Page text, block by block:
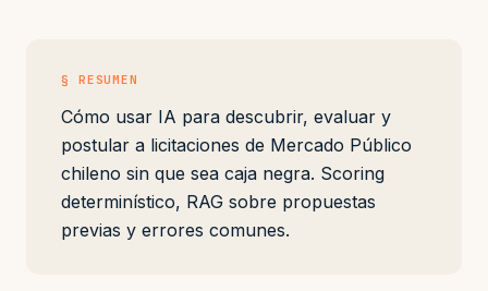
§ RESUMEN
Cómo usar IA para descubrir, evaluar y
postular a licitaciones de Mercado Público
chileno sin que sea caja negra. Scoring
determinístico, RAG sobre propuestas
previas y errores comunes.